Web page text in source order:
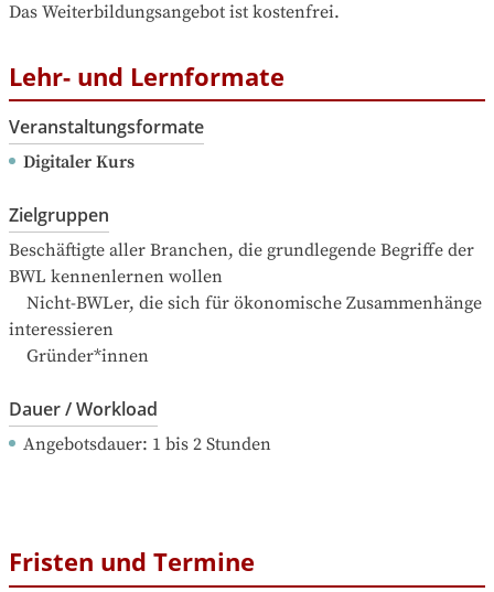
Das Weiterbildungsangebot ist kostenfrei.
Lehr- und Lernformate
Veranstaltungsformate
Digitaler Kurs
Zielgruppen
Beschäftigte aller Branchen, die grundlegende Begriffe der
BWL kennenlernen wollen
interessieren
    Gründer*innen
Dauer / Workload
Angebotsdauer: 1 bis 2 Stunden
Fristen und Termine